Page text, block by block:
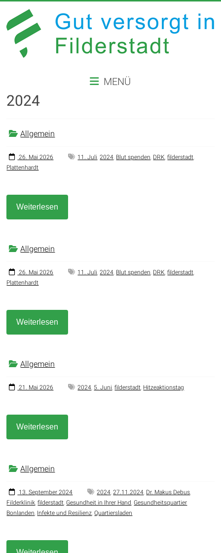
Inhalt
springen
VERSORGT
IN
FILDERSTADT
der
Stadt
MENÜ
2024
Allgemein
26. Mai 2026 11. Juli,2024, Blut spenden, DRK,filderstadt,
Plattenhardt
Weiterlesen
Allgemein
26. Mai 2026 11. Juli,2024, Blut spenden, DRK,filderstadt,
Plattenhardt
Weiterlesen
Allgemein
21. Mai 2026 2024, 5. Juni,filderstadt, Hitzeaktionstag
Weiterlesen
Allgemein
13. September 2024 2024,27.11.2024, Dr. Makus Debus,
Filderklinik,filderstadt,Gesundheit in Ihrer Hand ,Gesundheitsquartier
Bonlanden, Infekte und Resilienz,Quartiersladen